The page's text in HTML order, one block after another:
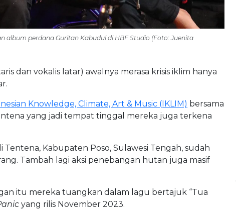
album perdana Guritan Kabudul di HBF Studio (Foto: Juenita
dan vokalis latar) awalnya merasa krisis iklim hanya
Knowledge, Climate, Art & Music (IKLIM) bersama
yang jadi tempat tinggal mereka juga terkena
Kabupaten Poso, Sulawesi Tengah, sudah
Tambah lagi aksi penebangan hutan juga masif
itu mereka tuangkan dalam lagu bertajuk “Tua
yang rilis November 2023.